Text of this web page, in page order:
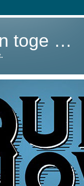
toge …